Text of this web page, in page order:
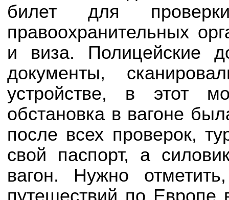
билет для
правоохранительных
и виза. Полицейские
документы,
устройстве, в этот
обстановка в вагоне
после всех проверок,
свой паспорт, а
вагон. Нужно
путешествий по